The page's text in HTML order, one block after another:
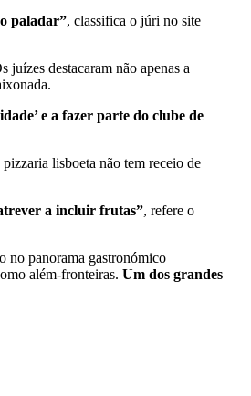
paladar”, classifica o júri no site
juízes destacaram não apenas a
e a fazer parte do clube de
lisboeta não tem receio de
a incluir frutas”, refere o
no panorama gastronómico
além-fronteiras. Um dos grandes